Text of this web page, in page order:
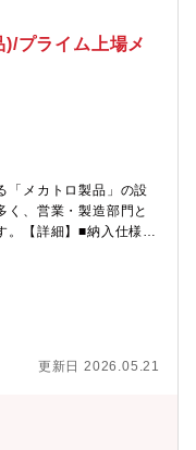
)/プライム上場メ
「メカトロ製品」の設
く、営業・製造部門と
。【詳細】■納入仕様図
は】半導体製造装置、
に使われている精密加
まれた製品です。 半導
製造装置、各種精密機
メカトロ設計課：11名
2%の高い定着率や、充
環境の向上に取り組ん
更新日 2026.05.21